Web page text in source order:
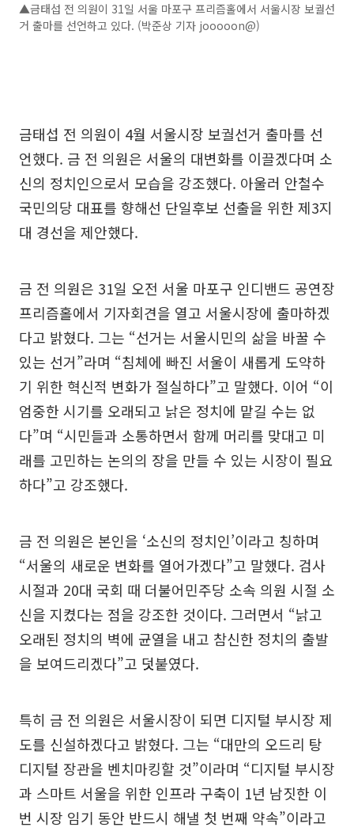
▲금태섭 전 의원이 31일 서울 마포구 프리즘홀에서 서울시장 보궐선
거 출마를 선언하고 있다. (박준상 기자 jooooon@)
금태섭 전 의원이 4월 서울시장 보궐선거 출마를 선
언했다. 금 전 의원은 서울의 대변화를 이끌겠다며 소
신의 정치인으로서 모습을 강조했다. 아울러 안철수
국민의당 대표를 향해선 단일후보 선출을 위한 제3지
대 경선을 제안했다.
금 전 의원은 31일 오전 서울 마포구 인디밴드 공연장
프리즘홀에서 기자회견을 열고 서울시장에 출마하겠
다고 밝혔다. 그는 “선거는 서울시민의 삶을 바꿀 수
있는 선거”라며 “침체에 빠진 서울이 새롭게 도약하
기 위한 혁신적 변화가 절실하다”고 말했다. 이어 “이
엄중한 시기를 오래되고 낡은 정치에 맡길 수는 없
다”며 “시민들과 소통하면서 함께 머리를 맞대고 미
래를 고민하는 논의의 장을 만들 수 있는 시장이 필요
하다”고 강조했다.
금 전 의원은 본인을 ‘소신의 정치인’이라고 칭하며
“서울의 새로운 변화를 열어가겠다”고 말했다. 검사
시절과 20대 국회 때 더불어민주당 소속 의원 시절 소
신을 지켰다는 점을 강조한 것이다. 그러면서 “낡고
오래된 정치의 벽에 균열을 내고 참신한 정치의 출발
을 보여드리겠다”고 덧붙였다.
특히 금 전 의원은 서울시장이 되면 디지털 부시장 제
도를 신설하겠다고 밝혔다. 그는 “대만의 오드리 탕
디지털 장관을 벤치마킹할 것”이라며 “디지털 부시장
과 스마트 서울을 위한 인프라 구축이 1년 남짓한 이
번 시장 임기 동안 반드시 해낼 첫 번째 약속”이라고